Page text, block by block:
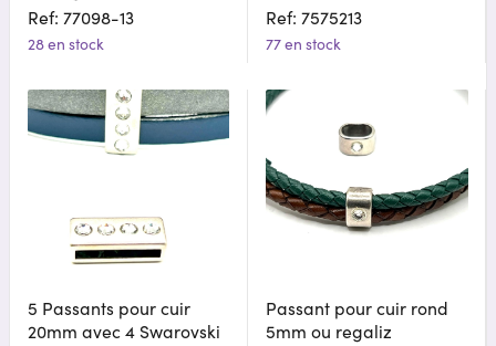
Ref: 77098-13
28 en stock
Ref: 7575213
77 en stock
5 Passants pour cuir
20mm avec 4 Swarovski
Passant pour cuir rond
5mm ou regaliz